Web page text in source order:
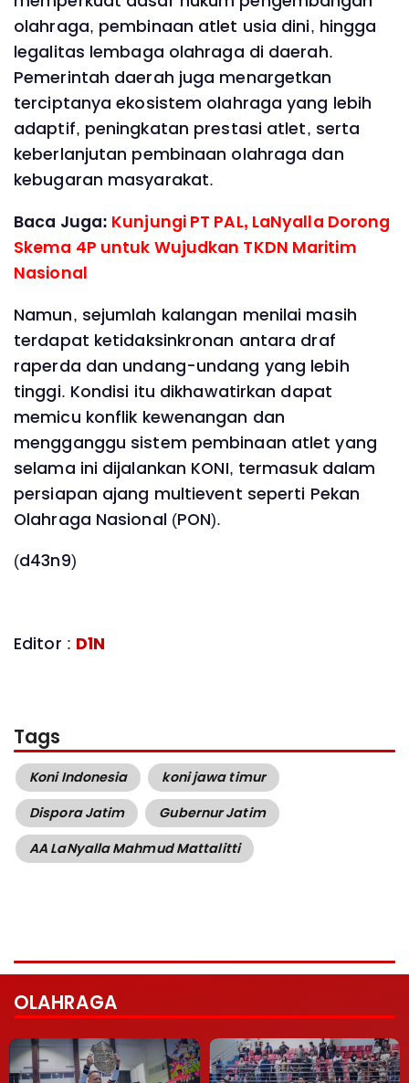
olahraga, pembinaan atlet usia dini, hingga
legalitas lembaga olahraga di daerah.
Pemerintah daerah juga menargetkan
terciptanya ekosistem olahraga yang lebih
adaptif, peningkatan prestasi atlet, serta
keberlanjutan pembinaan olahraga dan
kebugaran masyarakat.
Baca Juga: Kunjungi PT PAL, LaNyalla Dorong
Skema 4P untuk Wujudkan TKDN Maritim
Nasional
Namun, sejumlah kalangan menilai masih
terdapat ketidaksinkronan antara draf
raperda dan undang-undang yang lebih
tinggi. Kondisi itu dikhawatirkan dapat
memicu konflik kewenangan dan
mengganggu sistem pembinaan atlet yang
selama ini dijalankan KONI, termasuk dalam
persiapan ajang multievent seperti Pekan
Olahraga Nasional (PON).
(d43n9)
Editor : D1N
Tags
Koni Indonesia
koni jawa timur
Dispora Jatim
Gubernur Jatim
AA LaNyalla Mahmud Mattalitti
OLAHRAGA